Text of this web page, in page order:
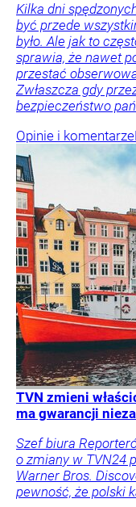
Kilka dni
być przede
było. Ale jak to
sprawia, że nawet
przestać
Zwłaszcza gdy
bezpieczeństwo
Opinie i komentarze
TVN zmieni
ma gwarancji
Szef biura
o zmiany w TVN24
Warner Bros.
pewność, że polski